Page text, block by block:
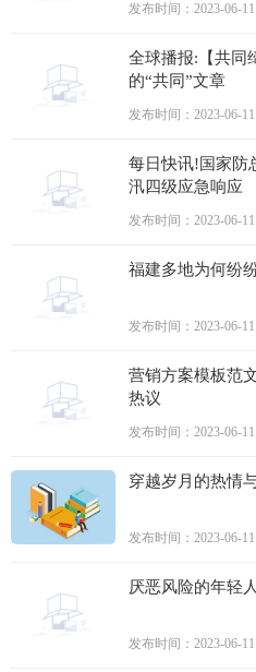
发布时间：2023-06-11
全球播报:【共同
的“共同”文章
发布时间：2023-06-11
每日快讯!国家防
汛四级应急响应
发布时间：2023-06-11
福建多地为何纷
发布时间：2023-06-11
营销方案模板范
热议
发布时间：2023-06-11
穿越岁月的热情
发布时间：2023-06-11
厌恶风险的年轻
发布时间：2023-06-11